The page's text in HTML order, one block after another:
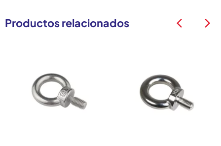
Productos relacionados arrow_back_ios arrow_back_ios